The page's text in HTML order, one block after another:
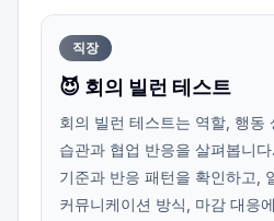
직장
😈 회의 빌런 테스트
회의 빌런 테스트는 역할, 행동
습관과 협업 반응을 살펴봅니
기준과 반응 패턴을 확인하고,
커뮤니케이션 방식, 마감 대응